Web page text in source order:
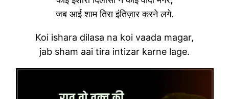
जब आई शाम तिरा इंतिज़ार करने लगे.
Koi ishara dilasa na koi vaada magar,
jab sham aai tira intizar karne lage.